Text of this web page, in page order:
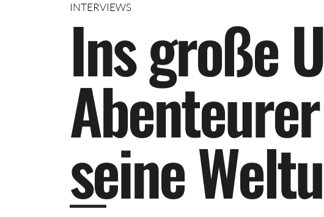
INTERVIEWS
InsgroßeU
Abenteurer
seineWeltu